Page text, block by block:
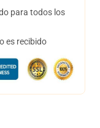
para todos los
es recibido